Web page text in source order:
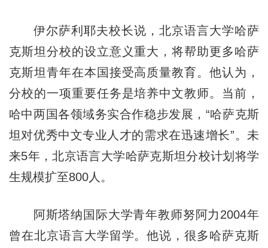
伊尔萨利耶夫校长说，北京语言大学哈萨
克斯坦分校的设立意义重大，将帮助更多哈萨
克斯坦青年在本国接受高质量教育。他认为，
分校的一项重要任务是培养中文教师。当前，
哈中两国各领域务实合作稳步发展，“哈萨克斯
坦对优秀中文专业人才的需求在迅速增长”。未
来5年，北京语言大学哈萨克斯坦分校计划将学
生规模扩至800人。
阿斯塔纳国际大学青年教师努阿力2004年
曾在北京语言大学留学。他说，很多哈萨克斯